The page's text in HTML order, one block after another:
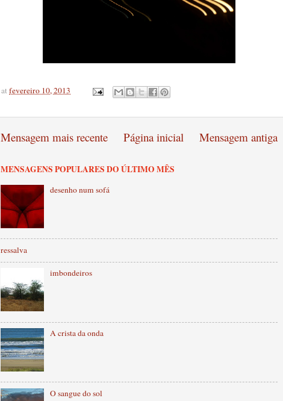
atfevereiro 10, 2013
Mensagem mais recente Mensagem antiga
Página inicial
MENSAGENS POPULARES DO ÚLTIMO MÊS
desenho num sofá
ressalva
imbondeiros
A crista da onda
O sangue do sol